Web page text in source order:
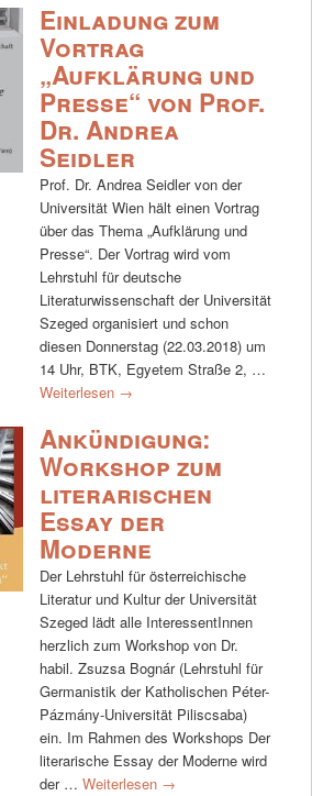
Einladung zum
Vortrag
„Aufklärung und
Presse“ von Prof.
Dr. Andrea
Seidler
Prof. Dr. Andrea Seidler von der
Universität Wien hält einen Vortrag
über das Thema „Aufklärung und
Presse“. Der Vortrag wird vom
Lehrstuhl für deutsche
Literaturwissenschaft der Universität
Szeged organisiert und schon
diesen Donnerstag (22.03.2018) um
14 Uhr, BTK, Egyetem Straße 2, …
Weiterlesen →
Ankündigung:
Workshop zum
literarischen
Essay der
Moderne
Der Lehrstuhl für österreichische
Literatur und Kultur der Universität
Szeged lädt alle InteressentInnen
herzlich zum Workshop von Dr.
habil. Zsuzsa Bognár (Lehrstuhl für
Germanistik der Katholischen Péter-
Pázmány-Universität Piliscsaba)
ein. Im Rahmen des Workshops Der
literarische Essay der Moderne wird
der … Weiterlesen →